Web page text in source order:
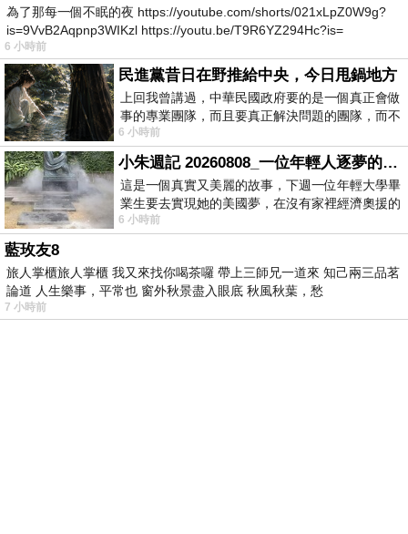
為了那每一個不眠的夜 https://youtube.com/shorts/021xLpZ0W9g?
is=9VvB2Aqpnp3WIKzl https://youtu.be/T9R6YZ294Hc?is=
6 小時前
民進黨昔日在野推給中央，今日甩鍋地方
上回我曾講過，中華民國政府要的是一個真正會做
事的專業團隊，而且要真正解決問題的團隊，而不
是只會到處甩鍋的雙標團隊，最近民進黨
6 小時前
小朱週記 20260808_一位年輕人逐夢的真實故事
這是一個真實又美麗的故事，下週一位年輕大學畢
業生要去實現她的美國夢，在沒有家裡經濟奧援的
情況下，靠著自我努力工作累積出國基
6 小時前
藍玫友8
旅人掌櫃旅人掌櫃 我又來找你喝茶囉 帶上三師兄一道來 知己兩三品茗
論道 人生樂事，平常也 窗外秋景盡入眼底 秋風秋葉，愁
7 小時前